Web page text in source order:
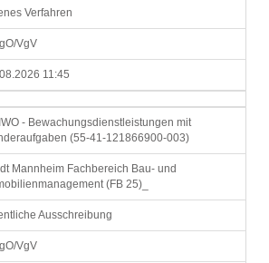
Verfahren
VgV
11:45
- Bewachungsdienstleistungen mit
(55-41-121866900-003)
Mannheim Fachbereich Bau- und
(FB 25)_
Ausschreibung
VgV